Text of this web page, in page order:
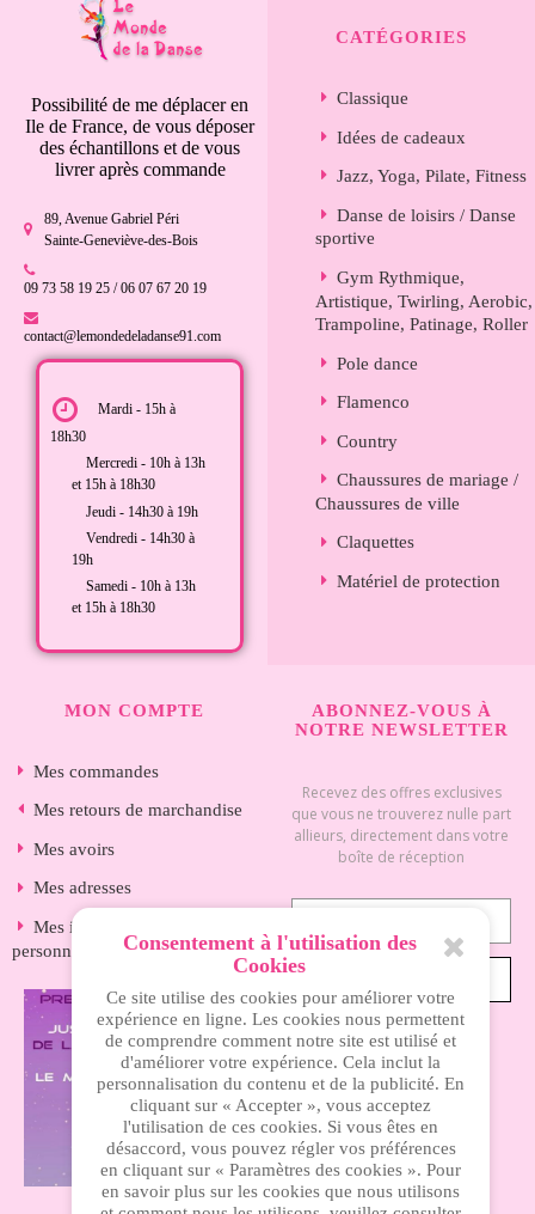
Possibilité de me déplacer en
Ile de France, de vous déposer
des échantillons et de vous
livrer après commande
89, Avenue Gabriel Péri
Sainte-Geneviève-des-Bois
09 73 58 19 25 / 06 07 67 20 19
contact@lemondedeladanse91.com
Mardi - 15h à
18h30
Mercredi - 10h à 13h
et 15h à 18h30
Jeudi - 14h30 à 19h
Vendredi - 14h30 à
19h
Samedi - 10h à 13h
et 15h à 18h30
CATÉGORIES
Classique
Idées de cadeaux
Jazz, Yoga, Pilate, Fitness
Danse de loisirs / Danse
sportive
Gym Rythmique,
Artistique, Twirling, Aerobic,
Trampoline, Patinage, Roller
Pole dance
Flamenco
Country
Chaussures de mariage /
Chaussures de ville
Claquettes
Matériel de protection
MON COMPTE
Mes commandes
Mes retours de marchandise
Mes avoirs
Mes adresses
Mes informations
personnelles
ABONNEZ-VOUS À
NOTRE NEWSLETTER
Recevez des offres exclusives
que vous ne trouverez nulle part
allieurs, directement dans votre
boîte de réception
INFORMATIONS
Nos magasins
Livraison
Consentement à l'utilisation des
Cookies
Ce site utilise des cookies pour améliorer votre
expérience en ligne. Les cookies nous permettent
de comprendre comment notre site est utilisé et
d'améliorer votre expérience. Cela inclut la
personnalisation du contenu et de la publicité. En
cliquant sur « Accepter », vous acceptez
l'utilisation de ces cookies. Si vous êtes en
désaccord, vous pouvez régler vos préférences
en cliquant sur « Paramètres des cookies ». Pour
en savoir plus sur les cookies que nous utilisons